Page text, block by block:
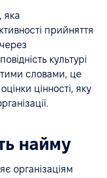
яка
прийняття
культурі
словами, це
цінності, яку
найму
організаціям